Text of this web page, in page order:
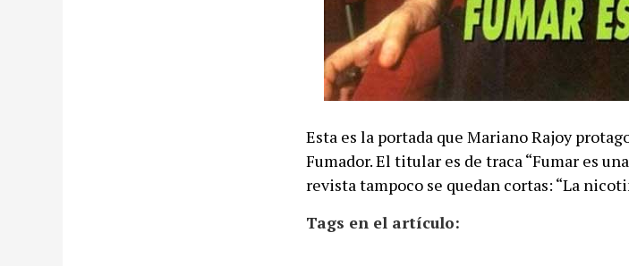
Esta es la portada que Mariano Rajoy
Fumador. El titular es de traca “Fumar es
revista tampoco se quedan cortas: “La
Tags en el artículo: